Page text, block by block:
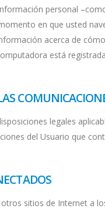
personal
en que usted
acerca de
está
legales
del Usuario que
sitios de Internet a